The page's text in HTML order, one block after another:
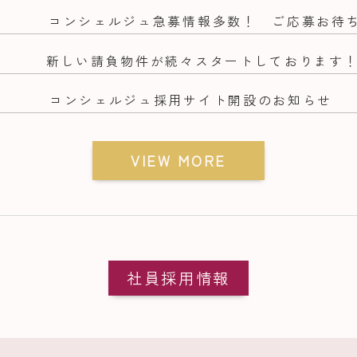
コンシェルジュ急募情報多数！ ご応募お待
新しい請負物件が続々スタートしております！
コンシェルジュ採用サイト開設のお知らせ
VIEW MORE
社員採用情報